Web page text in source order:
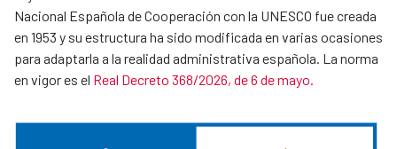
Nacional Española de Cooperación con la UNESCO fue creada
en 1953 y su estructura ha sido modificada en varias ocasiones
para adaptarla a la realidad administrativa española. La norma
en vigor es el Real Decreto 368/2026, de 6 de mayo.